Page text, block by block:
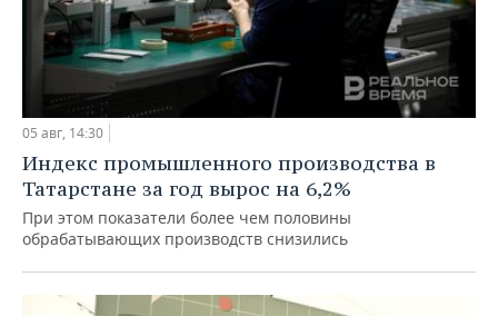
05 авг, 14:30
Индекс промышленного производства в
Татарстане за год вырос на 6,2%
При этом показатели более чем половины
обрабатывающих производств снизились